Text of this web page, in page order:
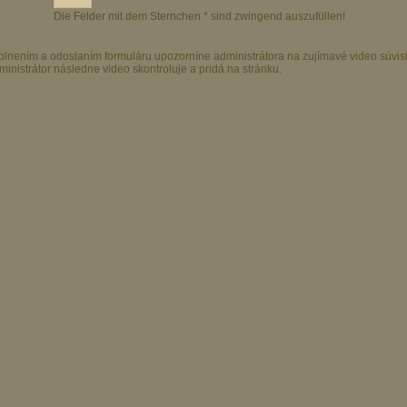
Die Felder mit dem Sternchen * sind zwingend auszufüllen!
a odoslaním formuláru upozorníne administrátora na zujímavé video
následne video skontroluje a pridá na stránku.